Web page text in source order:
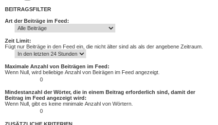
BEITRAGSFILTER
Art der Beiträge im Feed:
Zeit Limit:
Fügt nur Beiträge in den Feed ein, die nicht älter sind als als der angebene Zeitraum.
Maximale Anzahl von Beiträgen im Feed:
Wenn Null, wird beliebige Anzahl von Beirägen im Feed angezeigt.
Mindestanzahl der Wörter, die in einem Beitrag erforderlich sind, damit der
Beitrag im Feed angezeigt wird:
Wenn Null, gibt es keine minimale Anzahl von Wörtern.